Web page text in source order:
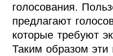
голосования.
предлагают
которые требуют
Таким образом эти